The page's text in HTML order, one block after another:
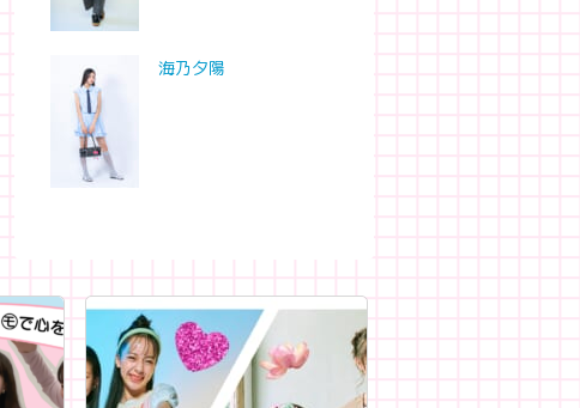
海乃夕陽